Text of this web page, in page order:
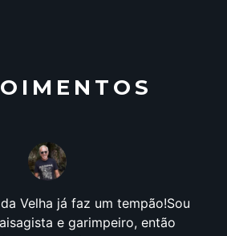
Velha já faz um tempão!Sou
e garimpeiro, então